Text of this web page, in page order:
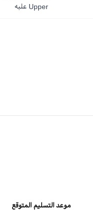
Upper علبه
موعد التسليم المتوقع